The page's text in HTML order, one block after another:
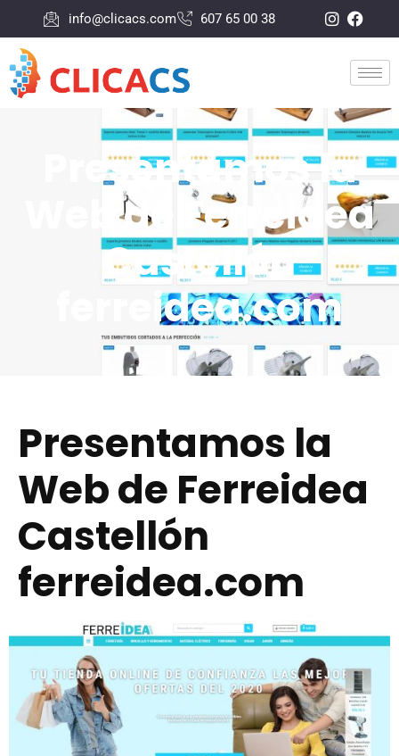
info@clicacs.com 607 65 00 38
Presentamos la
Web de Ferreidea
Castellón
ferreidea.com
Presentamos la
Web de Ferreidea
Castellón
ferreidea.com